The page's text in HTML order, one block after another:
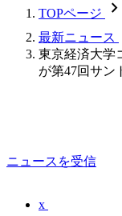
TOPページ chevron_forward
最新ニュース
東京経済大学
が第47回サン
ニュースを受信
x